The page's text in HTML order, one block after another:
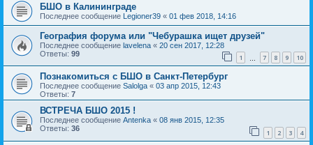
БШО в Калининграде
Последнее сообщение Legioner39 « 01 фев 2018, 14:16
География форума или "Чебурашка ищет друзей"
Последнее сообщение lavelena « 20 сен 2017, 12:28
Ответы: 99 1 7 8 9 10
Познакомиться с БШО в Санкт-Петербург
Последнее сообщение Salolga « 03 апр 2015, 12:43
Ответы: 7
ВСТРЕЧА БШО 2015 !
Последнее сообщение Antenka « 08 янв 2015, 12:35
Ответы: 36 1 2 3 4